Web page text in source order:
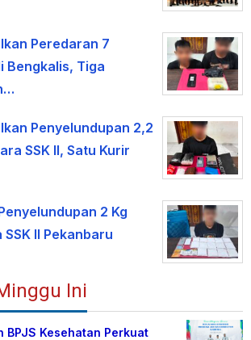
Peredaran 7
Bengkalis, Tiga
Penyelundupan 2,2
SSK II, Satu Kurir
2 Kg
II Pekanbaru
Ini
BPJS Kesehatan Perkuat